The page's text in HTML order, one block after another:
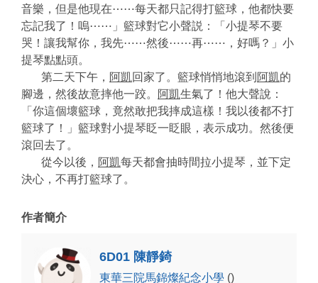
音樂，但是他現在⋯⋯每天都只記得打籃球，他都快要
忘記我了！嗚⋯⋯」籃球對它小聲説：「小提琴不要
哭！讓我幫你，我先⋯⋯然後⋯⋯再⋯⋯，好嗎？」小
提琴點點頭。
第二天下午， 阿凱回家了。籃球悄悄地滾到 阿凱的
腳邊，然後故意摔他一跤。
阿凱生氣了！他大聲說：
「你這個壞籃球，竟然敢把我摔成這樣！我以後都不打
籃球了！」籃球對小提琴眨一眨眼，表示成功。然後便
滾回去了。
從今以後， 阿凱每天都會抽時間拉小提琴，並下定
決心，不再打籃球了。
作者簡介
6D01 陳靜錡
東華三院馬錦燦紀念小學 ()